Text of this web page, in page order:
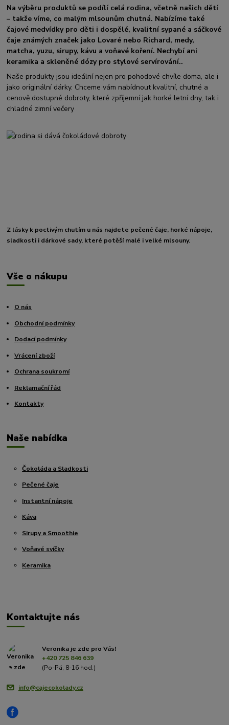
Na výběru produktů se podílí celá rodina, včetně našich dětí
– takže víme, co malým mlsounům chutná. Nabízíme také
čajové medvídky pro děti i dospělé, kvalitní sypané a sáčkové
čaje známých značek jako Lovaré nebo Richard, medy,
matcha, yuzu, sirupy, kávu a voňavé koření. Nechybí ani
keramika a skleněné dózy pro stylové servírování..
Naše produkty jsou ideální nejen pro pohodové chvíle doma, ale i
jako originální dárky. Chceme vám nabídnout kvalitní, chutné a
cenově dostupné dobroty, které zpříjemní jak horké letní dny, tak i
chladné zimní večery
Z lásky k poctivým chutím u nás najdete pečené čaje, horké nápoje,
sladkosti i dárkové sady, které potěší malé i velké mlsouny.
Vše o nákupu
O nás
Obchodní podmínky
Dodací podmínky
Vrácení zboží
Ochrana soukromí
Reklamační řád
Kontakty
Naše nabídka
Čokoláda a Sladkosti
Pečené čaje
Instantní nápoje
Káva
Sirupy a Smoothie
Voňavé svíčky
Keramika
Kontaktujte nás
Veronika je zde pro Vás!
+420 725 846 639
(Po-Pá, 8-16 hod.)
info@cajecokolady.cz